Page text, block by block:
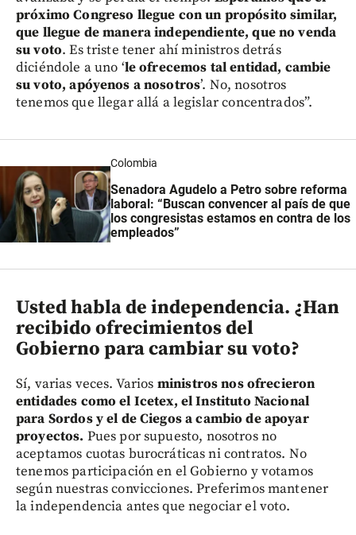
próximo Congreso llegue con un propósito similar,
que llegue de manera independiente, que no venda
su voto. Es triste tener ahí ministros detrás
diciéndole a uno ‘le ofrecemos tal entidad, cambie
su voto, apóyenos a nosotros’. No, nosotros
tenemos que llegar allá a legislar concentrados”.
Colombia
Senadora Agudelo a Petro sobre reforma
laboral: “Buscan convencer al país de que
los congresistas estamos en contra de los
empleados”
Usted habla de independencia. ¿Han
recibido ofrecimientos del
Gobierno para cambiar su voto?
Sí, varias veces. Varios ministros nos ofrecieron
entidades como el Icetex, el Instituto Nacional
para Sordos y el de Ciegosa cambio de apoyar
proyectos. Pues por supuesto, nosotros no
aceptamos cuotas burocráticas ni contratos. No
tenemos participación en el Gobierno y votamos
según nuestras convicciones. Preferimos mantener
la independencia antes que negociar el voto.